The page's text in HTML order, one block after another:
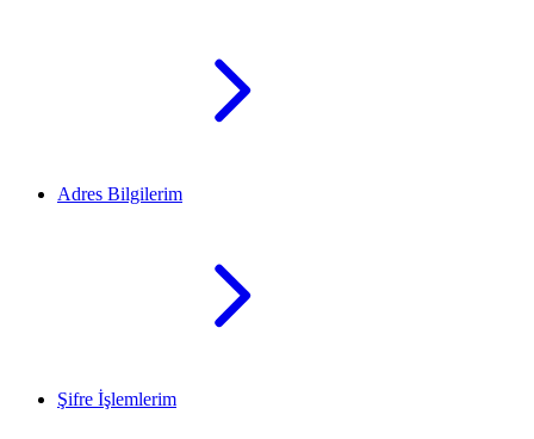
Adres Bilgilerim
Şifre İşlemlerim